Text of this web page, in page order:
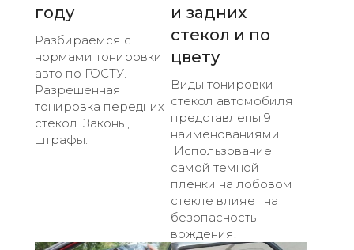
году
Разбираемся с
нормами тонировки
авто по ГОСТУ.
Разрешенная
тонировка передних
стекол. Законы,
штрафы.
и задних
стекол и по
цвету
Виды тонировки
стекол автомобиля
представлены 9
наименованиями.
Использование
самой темной
пленки на лобовом
стекле влияет на
безопасность
вождения.